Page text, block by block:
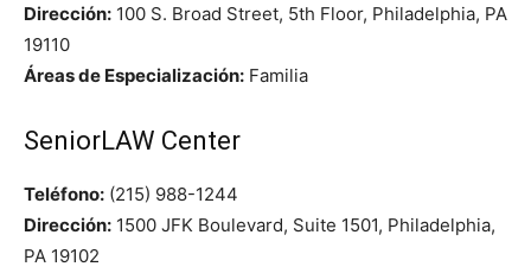
Dirección: 100 S. Broad Street, 5th Floor, Philadelphia, PA
19110
Áreas de Especialización: Familia
SeniorLAW Center
Teléfono: (215) 988-1244
Dirección: 1500 JFK Boulevard, Suite 1501, Philadelphia,
PA 19102